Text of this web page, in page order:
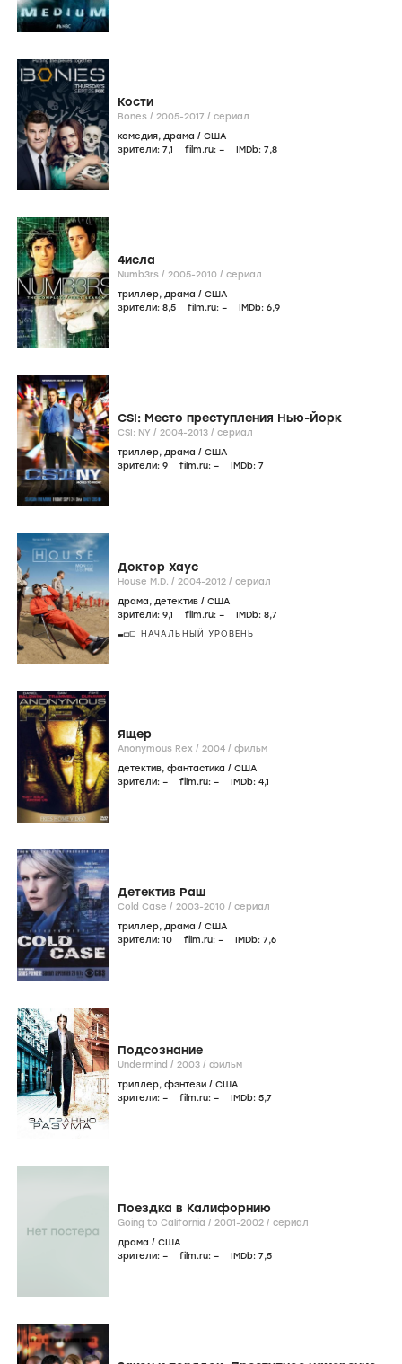
Кости
Bones / 2005-2017 / сериал
комедия, драма / США
зрители: 7,1 film.ru: – IMDb: 7,8
4исла
Numb3rs / 2005-2010 / сериал
триллер, драма / США
зрители: 8,5 film.ru: – IMDb: 6,9
CSI: Место преступления Нью-Йорк
CSI: NY / 2004-2013 / сериал
триллер, драма / США
зрители: 9 film.ru: – IMDb: 7
Доктор Хаус
House M.D. / 2004-2012 / сериал
драма, детектив / США
зрители: 9,1 film.ru: – IMDb: 8,7
НАЧАЛЬНЫЙ УРОВЕНЬ
Ящер
Anonymous Rex / 2004 / фильм
детектив, фантастика / США
зрители: – film.ru: – IMDb: 4,1
Детектив Раш
Cold Case / 2003-2010 / сериал
триллер, драма / США
зрители: 10 film.ru: – IMDb: 7,6
Подсознание
Undermind / 2003 / фильм
триллер, фэнтези / США
зрители: – film.ru: – IMDb: 5,7
Поездка в Калифорнию
Going to California / 2001-2002 / сериал
драма / США
зрители: – film.ru: – IMDb: 7,5